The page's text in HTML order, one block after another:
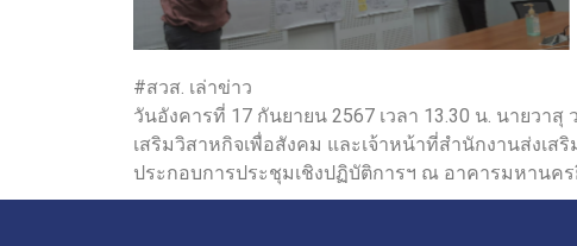
#สวส. เล่าข่าว
วันอังคารที่ 17 กันยายน 2567 เวลา 13.30 น. นายว
เสริมวิสาหกิจเพื่อสังคม และเจ้าหน้าที่สำนักงานส่งเ
ประกอบการประชุมเชิงปฏิบัติการฯ ณ อาคารมหานค